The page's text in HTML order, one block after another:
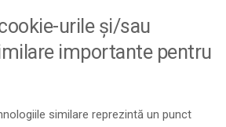
urile și/sau
importante pentru
similare reprezintă un punct